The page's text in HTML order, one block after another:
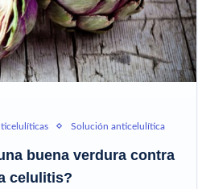
Solución anticelulítica
buena verdura contra
celulitis?